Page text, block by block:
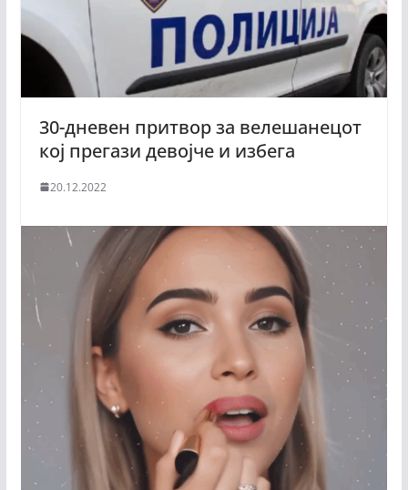
30-дневен притвор за велешанецот
кој прегази девојче и избега
20.12.2022